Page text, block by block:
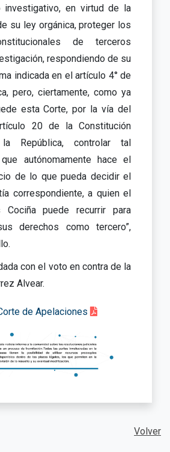
investigativo, en virtud de la
su ley orgánica, proteger los
de terceros
respondiendo de su
indicada en el artículo 4° de
pero, ciertamente, como ya
esta Corte, por la vía del
20 de la Constitución
República, controlar tal
autónomamente hace el
de lo que pueda decidir el
correspondiente, a quien el
Cociña puede recurrir para
derechos como tercero”,
con el voto en contra de la
Alvear.
de Apelaciones
Volver